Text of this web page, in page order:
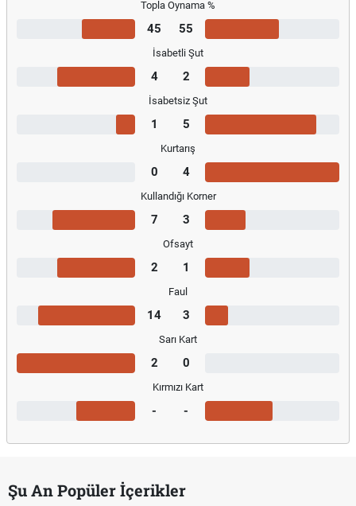
Topla Oynama %
45 55
İsabetli Şut
4 2
İsabetsiz Şut
1 5
Kurtarış
0 4
Kullandığı Korner
7 3
Ofsayt
2 1
Faul
14 3
Sarı Kart
2 0
Kırmızı Kart
- -
Şu An Popüler İçerikler